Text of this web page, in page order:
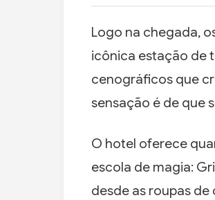
Logo na chegada,
icônica estação de
cenográficos que
sensação é de que
O hotel oferece
escola de magia:
desde as roupas